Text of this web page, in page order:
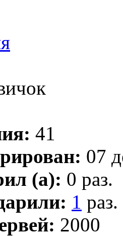
41
07
(а): 0 раз.
1 раз.
2000